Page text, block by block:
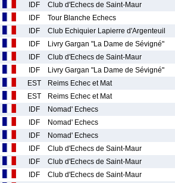
IDF
Club d'Echecs de Saint-Maur
IDF
Tour Blanche Echecs
IDF
Club Echiquier Lapierre d'Argenteuil
IDF
Livry Gargan "La Dame de Sévigné"
IDF
Club d'Echecs de Saint-Maur
IDF
Livry Gargan "La Dame de Sévigné"
EST
Reims Echec et Mat
EST
Reims Echec et Mat
IDF
Nomad' Echecs
IDF
Nomad' Echecs
IDF
Nomad' Echecs
IDF
Club d'Echecs de Saint-Maur
IDF
Club d'Echecs de Saint-Maur
IDF
Club d'Echecs de Saint-Maur